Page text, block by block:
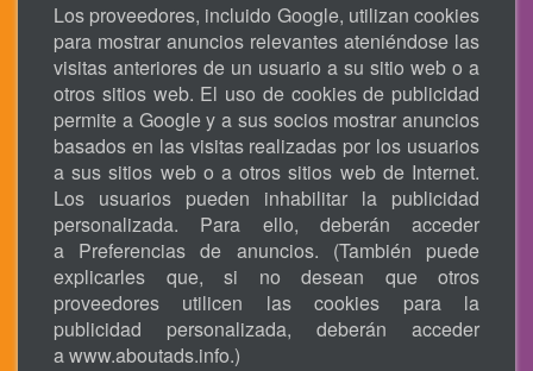
Los proveedores, incluido Google, utilizan cookies
para mostrar anuncios relevantes ateniéndose las
visitas anteriores de un usuario a su sitio web o a
otros sitios web. El uso de cookies de publicidad
permite a Google y a sus socios mostrar anuncios
basados en las visitas realizadas por los usuarios
a sus sitios web o a otros sitios web de Internet.
Los usuarios pueden inhabilitar la publicidad
personalizada. Para ello, deberán acceder
a Preferencias de anuncios. (También puede
explicarles que, si no desean que otros
proveedores utilicen las cookies para la
publicidad personalizada, deberán acceder
awww.aboutads.info.)